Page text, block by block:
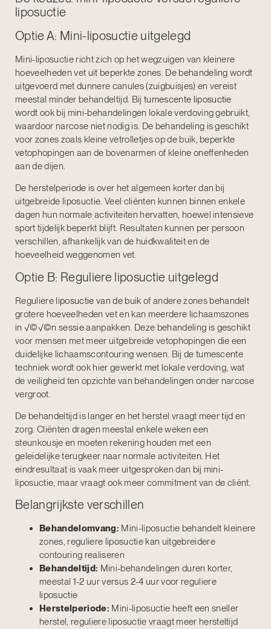
liposuctie
Optie A: Mini-liposuctie uitgelegd
Mini-liposuctie richt zich op het wegzuigen van kleinere
hoeveelheden vet uit beperkte zones. De behandeling wordt
uitgevoerd met dunnere canules (zuigbuisjes) en vereist
meestal minder behandeltijd. Bij tumescente liposuctie
wordt ook bij mini-behandelingen lokale verdoving gebruikt,
waardoor narcose niet nodig is. De behandeling is geschikt
voor zones zoals kleine vetrolletjes op de buik, beperkte
vetophopingen aan de bovenarmen of kleine oneffenheden
aan de dijen.
De herstelperiode is over het algemeen korter dan bij
uitgebreide liposuctie. Veel cliënten kunnen binnen enkele
dagen hun normale activiteiten hervatten, hoewel intensieve
sport tijdelijk beperkt blijft. Resultaten kunnen per persoon
verschillen, afhankelijk van de huidkwaliteit en de
hoeveelheid weggenomen vet.
Optie B: Reguliere liposuctie uitgelegd
Reguliere liposuctie van de buik of andere zones behandelt
grotere hoeveelheden vet en kan meerdere lichaamszones
in √©√©n sessie aanpakken. Deze behandeling is geschikt
voor mensen met meer uitgebreide vetophopingen die een
duidelijke lichaamscontouring wensen. Bij de tumescente
techniek wordt ook hier gewerkt met lokale verdoving, wat
de veiligheid ten opzichte van behandelingen onder narcose
vergroot.
De behandeltijd is langer en het herstel vraagt meer tijd en
zorg. Cliënten dragen meestal enkele weken een
steunkousje en moeten rekening houden met een
geleidelijke terugkeer naar normale activiteiten. Het
eindresultaat is vaak meer uitgesproken dan bij mini-
liposuctie, maar vraagt ook meer commitment van de cliënt.
Belangrijkste verschillen
Behandelomvang: Mini-liposuctie behandelt kleinere
zones, reguliere liposuctie kan uitgebreidere
contouring realiseren
Behandeltijd: Mini-behandelingen duren korter,
meestal 1-2 uur versus 2-4 uur voor reguliere
liposuctie
Herstelperiode: Mini-liposuctie heeft een sneller
herstel, reguliere liposuctie vraagt meer hersteltijd